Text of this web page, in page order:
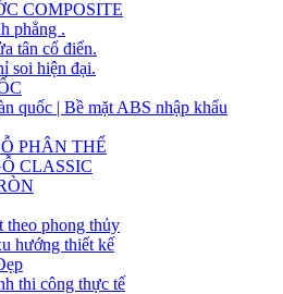
COMPOSITE
phẳng .
tân cổ điển.
soi hiện đại.
quốc | Bề mặt ABS nhập khẩu
PHÂN THỂ
CLASSIC
theo phong thủy
hướng thiết kế
thi công thực tế